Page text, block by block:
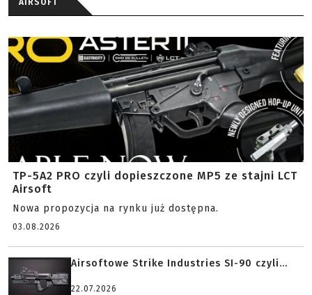
AIRSOFT
TP-5A2 PRO czyli dopieszczone MP5 ze stajni LCT
Airsoft
Nowa propozycja na rynku już dostępna.
03.08.2026
Airsoftowe Strike Industries SI-90 czyli...
22.07.2026